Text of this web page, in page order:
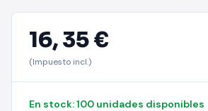
16,35 €
(Impuesto incl.)
En stock: 100 unidades disponibles